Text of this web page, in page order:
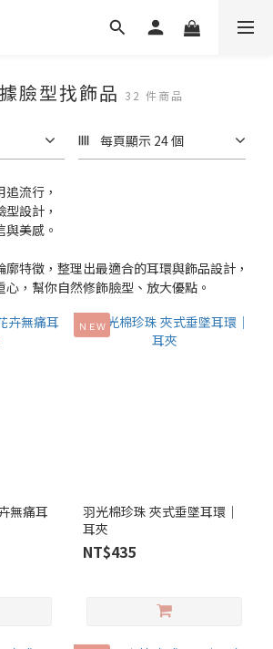
臉型找飾品 32 件商品
每頁顯示 24 個
流行，
設計，
美感。
特徵，整理出最適合的耳環與飾品設計，
，幫你自然修飾臉型、放大優點。
無痛耳
ＮＥＷ
羽光棉珍珠 夾式垂墜耳環｜
耳夾
NT$435